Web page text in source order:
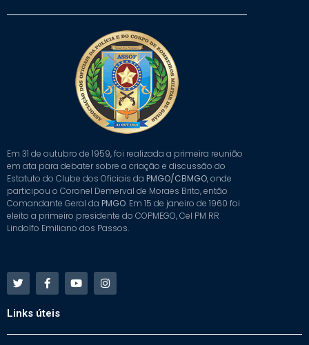
Em 31 de outubro de 1959, foi realizada a primeira reunião
em ata para debater sobre a criação e discussão do
Estatuto do Clube dos Oficiais da PMGO/CBMGO, onde
participou o Coronel Demerval de Moraes Brito, então
Comandante Geral da PMGO. Em 15 de janeiro de 1960 foi
eleito a primeiro presidente do COPMEGO, Cel PM RR
Lindolfo Emiliano dos Passos.
Links úteis